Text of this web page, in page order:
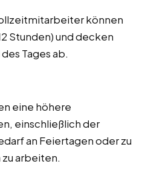
können
Stunden) und decken
Tages ab.
eine höhere
einschließlich der
an Feiertagen oder zu
arbeiten.